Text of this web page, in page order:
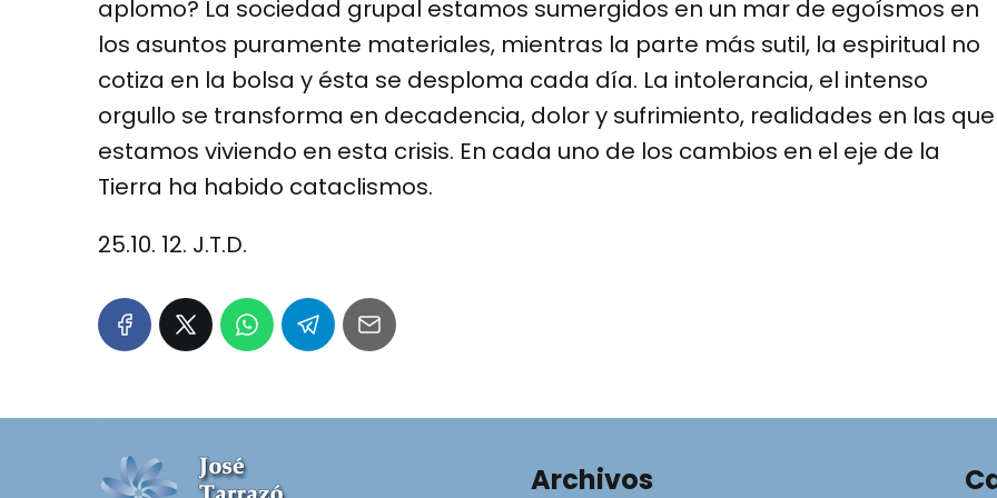
aplomo? La sociedad grupal estamos sumergidos en un mar de egoísmos en
los asuntos puramente materiales, mientras la parte más sutil, la espiritual no
cotiza en la bolsa y ésta se desploma cada día. La intolerancia, el intenso
orgullo se transforma en decadencia, dolor y sufrimiento, realidades en las que
estamos viviendo en esta crisis. En cada uno de los cambios en el eje de la
Tierra ha habido cataclismos.
25.10. 12. J.T.D.
Archivos